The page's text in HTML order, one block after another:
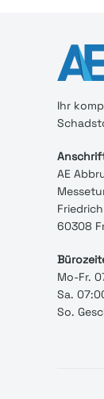
Ihr
AE
60308
Mo-Fr.
Sa.
So.